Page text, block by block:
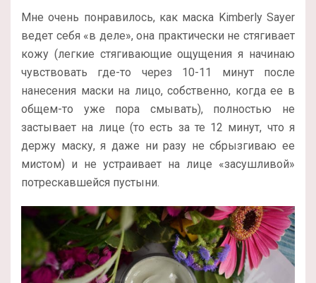
Мне очень понравилось, как маска Kimberly Sayer
ведет себя «в деле», она практически не стягивает
кожу (легкие стягивающие ощущения я начинаю
чувствовать где-то через 10-11 минут после
нанесения маски на лицо, собственно, когда ее в
общем-то уже пора смывать), полностью не
застывает на лице (то есть за те 12 минут, что я
держу маску, я даже ни разу не сбрызгиваю ее
мистом) и не устраивает на лице «засушливой»
потрескавшейся пустыни.